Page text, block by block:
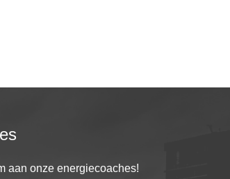
aan onze energiecoaches!